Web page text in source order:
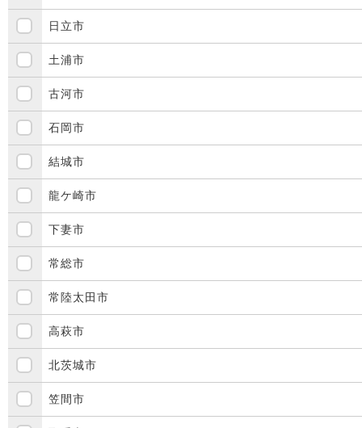
日立市
土浦市
古河市
石岡市
結城市
龍ケ崎市
下妻市
常総市
常陸太田市
高萩市
北茨城市
笠間市